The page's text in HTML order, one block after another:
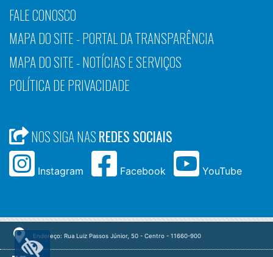
FALE CONOSCO
MAPA DO SITE - PORTAL DA TRANSPARÊNCIA
MAPA DO SITE - NOTÍCIAS E SERVIÇOS
POLÍTICA DE PRIVACIDADE
NOS SIGA NASREDES SOCIAIS
Instagram Facebook YouTube
Endereço: Rua Luiz Passos Júnior, 50 - Centro - 11660-900